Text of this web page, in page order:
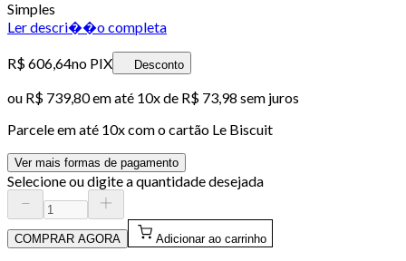
Simples
Ler descri��o completa
R$ 606,64no PIX Desconto
ou R$ 739,80em até 10x de R$ 73,98 sem juros
Parcele em até 10x com o cartão Le Biscuit
Ver mais formas de pagamento
Selecione ou digite a quantidade desejada
COMPRAR AGORA Adicionar ao carrinho